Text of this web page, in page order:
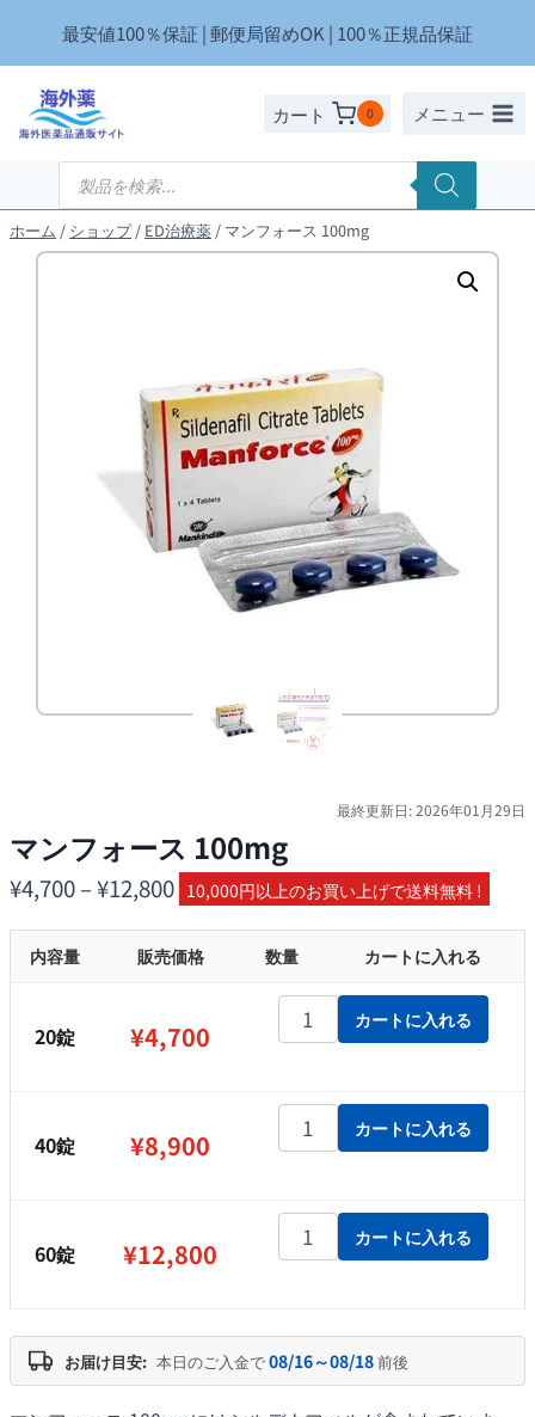
を
最安値100％保証 | 郵便局留めOK | 100％正規品保証
カート 0 メニュー
商
検
索
ホーム / ショップ / ED治療薬 / マンフォース 100mg
最終更新日: 2026年01月29日
マンフォース 100mg
¥4,700–¥12,800価
格
帯:
–
10,000円以上のお買い上げで送料無料 !
内容量 販売価格 数量 カートに入れる
20錠 ¥4,700
マンフォース 100mg個
カートに入れる
40錠 ¥8,900
マンフォース 100mg個
カートに入れる
60錠 ¥12,800
マンフォース 100mg個
カートに入れる
お届け目安: 本日のご入金で08/16～08/18前後